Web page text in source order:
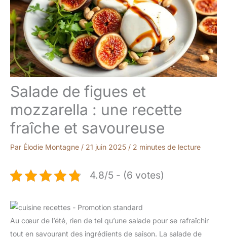
Salade de figues et
mozzarella : une recette
fraîche et savoureuse
Par Élodie Montagne / 21 juin 2025 / 2 minutes de lecture
4.8/5 - (6 votes)
Au cœur de l’été, rien de tel qu’une salade pour se rafraîchir
tout en savourant des ingrédients de saison. La salade de